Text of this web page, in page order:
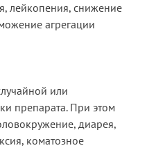
лейкопения, снижение
агрегации
или
препарата. При этом
диарея,
коматозное